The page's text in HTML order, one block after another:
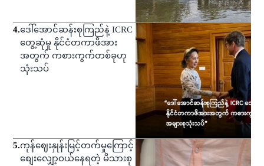
4.ဒေါ်အောင်ဆန်းစုကြည်နဲ့ ICRC
တွေ့ဆုံမှု နိုင်ငံတကာဖိအား
အတွက် ကစားကွက်တစ်ခုဟု
သုံးသပ်
5.ကုန်ဈေးနှုန်းမြင့်တက်မှုကြောင့်
စျေးလျှော့ဝယ်နေရတဲ့ မိသားစု